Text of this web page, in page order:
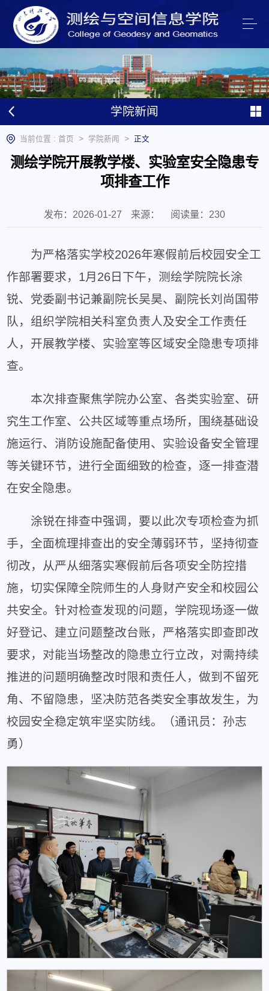
学院新闻
当前位置 : 首页 > 学院新闻 > 正文
测绘学院开展教学楼、实验室安全隐患专
项排查工作
发布：2026-01-27 来源： 阅读量： 230
为严格落实学校2026年寒假前后校园安全工
作部署要求，1月26日下午，测绘学院院长涂
锐、党委副书记兼副院长吴昊、副院长刘尚国带
队，组织学院相关科室负责人及安全工作责任
人，开展教学楼、实验室等区域安全隐患专项排
查。
本次排查聚焦学院办公室、各类实验室、研
究生工作室、公共区域等重点场所，围绕基础设
施运行、消防设施配备使用、实验设备安全管理
等关键环节，进行全面细致的检查，逐一排查潜
在安全隐患。
涂锐在排查中强调，要以此次专项检查为抓
手，全面梳理排查出的安全薄弱环节，坚持彻查
彻改，从严从细落实寒假前后各项安全防控措
施，切实保障全院师生的人身财产安全和校园公
共安全。针对检查发现的问题，学院现场逐一做
好登记、建立问题整改台账，严格落实即查即改
要求，对能当场整改的隐患立行立改，对需持续
推进的问题明确整改时限和责任人，做到不留死
角、不留隐患，坚决防范各类安全事故发生，为
校园安全稳定筑牢坚实防线。（通讯员：孙志
勇）